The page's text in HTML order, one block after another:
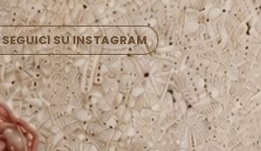
SEGUICI SU INSTAGRAM